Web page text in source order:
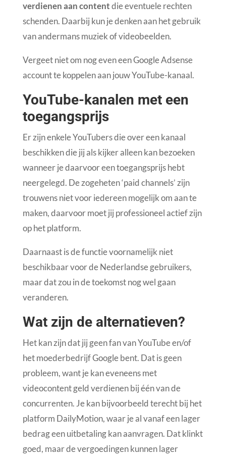
verdienen aan contentdie eventuele rechten
schenden. Daarbij kun je denken aan het gebruik
van andermans muziek of videobeelden.
Vergeet niet om nog even een Google Adsense
account te koppelen aan jouw YouTube-kanaal.
YouTube-kanalen met een
toegangsprijs
Er zijn enkele YouTubers die over een kanaal
beschikken die jij als kijker alleen kan bezoeken
wanneer je daarvoor een toegangsprijs hebt
neergelegd. De zogeheten ‘paid channels’ zijn
trouwens niet voor iedereen mogelijk om aan te
maken, daarvoor moet jij professioneel actief zijn
op het platform.
Daarnaast is de functie voornamelijk niet
beschikbaar voor de Nederlandse gebruikers,
maar dat zou in de toekomst nog wel gaan
veranderen.
Wat zijn de alternatieven?
Het kan zijn dat jij geen fan van YouTube en/of
het moederbedrijf Google bent. Dat is geen
probleem, want je kan eveneens met
videocontent geld verdienen bij één van de
concurrenten. Je kan bijvoorbeeld terecht bij het
platform DailyMotion, waar je al vanaf een lager
bedrag een uitbetaling kan aanvragen. Dat klinkt
goed, maar de vergoedingen kunnen lager